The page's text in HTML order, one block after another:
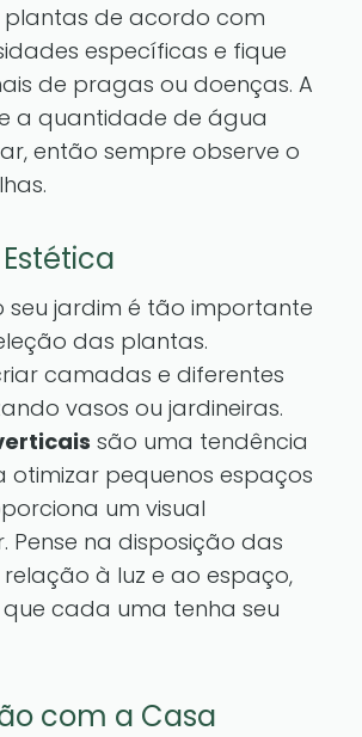
plantas de acordo com
específicas e fique
de pragas ou doenças. A
a quantidade de água
então sempre observe o
seu jardim é tão importante
das plantas.
camadas e diferentes
vasos ou jardineiras.
são uma tendência
otimizar pequenos espaços
um visual
Pense na disposição das
à luz e ao espaço,
cada uma tenha seu
com a Casa